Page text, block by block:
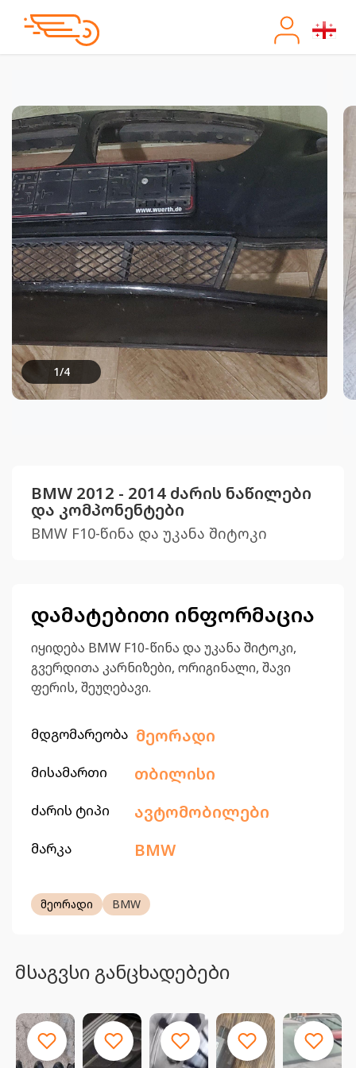
1/4
BMW 2012 - 2014 ძარის ნაწილები
და კომპონენტები
BMW F10-წინა და უკანა შიტოკი
დამატებითი ინფორმაცია
იყიდება BMW F10-წინა და უკანა შიტოკი,
გვერდითა კარნიზები, ორიგინალი, შავი
ფერის, შეუღებავი.
მდგომარეობა მეორადი
მისამართი თბილისი
ძარის ტიპი ავტომობილები
მარკა BMW
მეორადი BMW
მსაგვსი განცხადებები